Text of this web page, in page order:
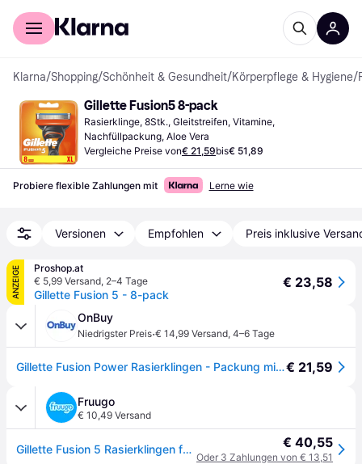
Für Shopper
Klarna/Shopping/Schönheit & Gesundheit/Körperpflege & Hygiene/
Gillette Fusion5 8-pack
Rasierklinge, 8Stk., Gleitstreifen, Vitamine,
Nachfüllpackung, Aloe Vera
Vergleiche Preise von€ 21,59bis€ 51,89
Probiere flexible Zahlungen mit Lerne wie
Versionen Empfohlen Preis inklusive
ANZEIGE
Proshop.at
€ 5,99 Versand, 2–4 Tage
Gillette Fusion 5 - 8-pack
€ 23,58
OnBuy
Niedrigster Preis·€ 14,99 Versand, 4–6 Tage
Gillette Fusion Power Rasierklingen - Packung mit 8 Klingen€ 21,59
Fruugo
€ 10,49 Versand
Gillette Fusion 5 Rasierklingen für Männer Pack Of 8 Blade Replacemtents € 40,55
Oder 3 Zahlungen von € 13,51